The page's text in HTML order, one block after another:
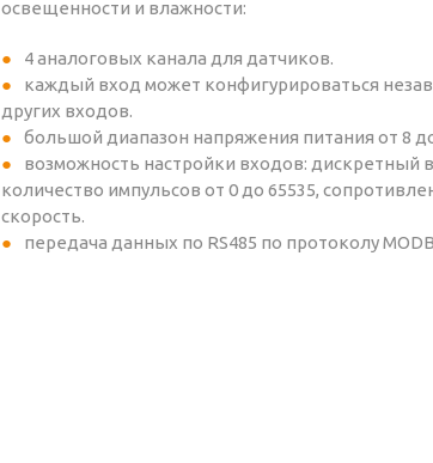
освещенности и влажности:
4 аналоговых канала для датчиков.
каждый вход может конфигурироваться
других входов.
большой диапазон напряжения питания от 8
возможность настройки входов: дискретный
количество импульсов от 0 до 65535,
скорость.
передача данных по RS485 по протоколу